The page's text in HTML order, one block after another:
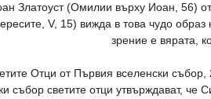
Златоуст (Омилии върху Иоан, 56)
V, 15) вижда в това чудо образ
зрение е вярата,
Отци от Първия вселенски
събор светите отци утвърждават,